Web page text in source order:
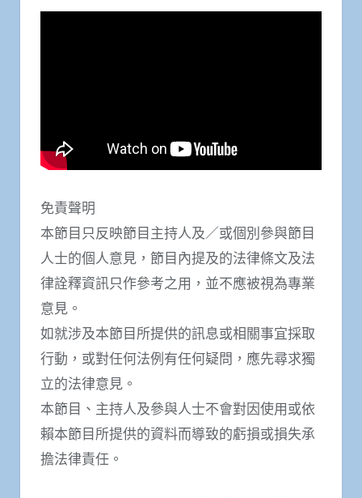
免責聲明
本節目只反映節目主持人及／或個別參與節目
人士的個人意見，節目內提及的法律條文及法
律詮釋資訊只作參考之用，並不應被視為專業
意見。
如就涉及本節目所提供的訊息或相關事宜採取
行動，或對任何法例有任何疑問，應先尋求獨
立的法律意見。
本節目、主持人及參與人士不會對因使用或依
賴本節目所提供的資料而導致的虧損或損失承
擔法律責任。